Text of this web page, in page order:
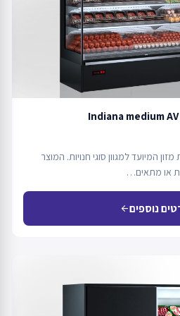
Indiana medium
המיועד למגוון סוגי חנויות. המוצר
או מתאים…
נוספיםarrow_back